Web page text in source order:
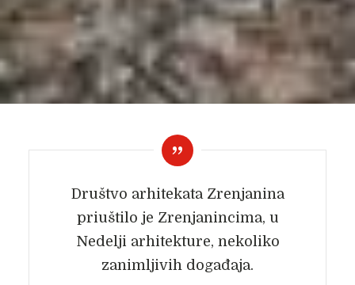
Društvo arhitekata Zrenjanina
priuštilo je Zrenjanincima, u
Nedelji arhitekture, nekoliko
zanimljivih događaja.